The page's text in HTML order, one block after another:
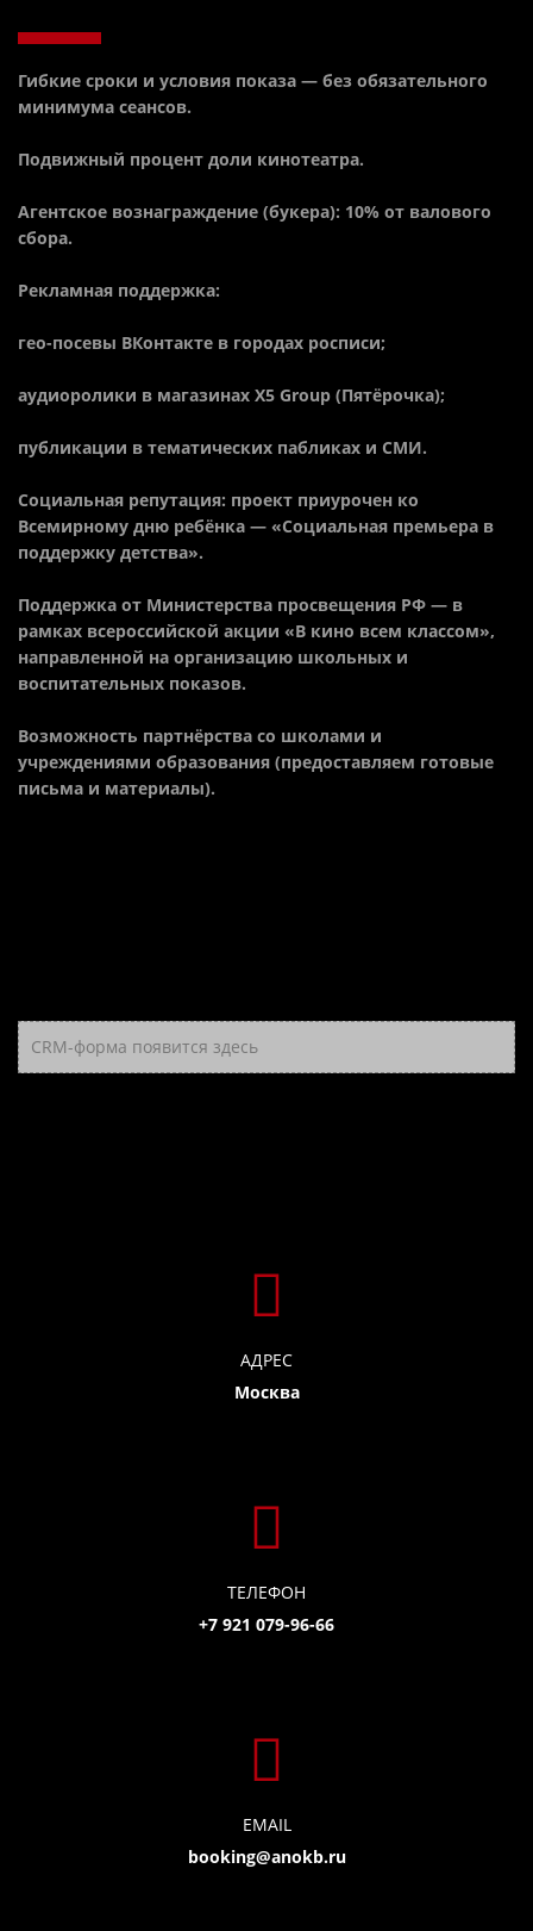
Гибкие сроки и условия показа — без обязательного
минимума сеансов.
Подвижный процент доли кинотеатра.
Агентское вознаграждение (букера): 10% от валового
сбора.
Рекламная поддержка:
гео-посевы ВКонтакте в городах росписи;
аудиоролики в магазинах X5 Group (Пятёрочка);
публикации в тематических пабликах и СМИ.
Социальная репутация: проект приурочен ко
Всемирному дню ребёнка — «Социальная премьера в
поддержку детства».
Поддержка от Министерства просвещения РФ — в
рамках всероссийской акции «В кино всем классом»,
направленной на организацию школьных и
воспитательных показов.
Возможность партнёрства со школами и
учреждениями образования (предоставляем готовые
письма и материалы).
CRM-форма появится здесь
АДРЕС
Москва
ТЕЛЕФОН
+7 921 079-96-66
EMAIL
booking@anokb.ru